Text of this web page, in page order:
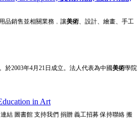
用品銷售並相關業務﹐讓美術、設計、繪畫、手工
於2003年4月21日成立。法人代表為中國美術學院
in Art
結 圖書館 支持我們 捐贈 義工招募 保持聯絡 搬